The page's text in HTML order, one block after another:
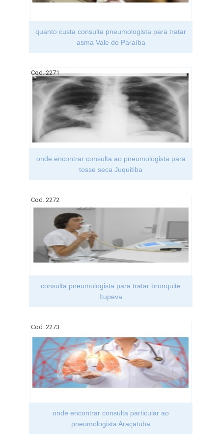
quanto custa consulta pneumologista para tratar
asma Vale do Paraíba
Cod.:2271
onde encontrar consulta ao pneumologista para
tosse seca Juquitiba
Cod.:2272
consulta pneumologista para tratar bronquite
Itupeva
Cod.:2273
onde encontrar consulta particular ao
pneumologista Araçatuba